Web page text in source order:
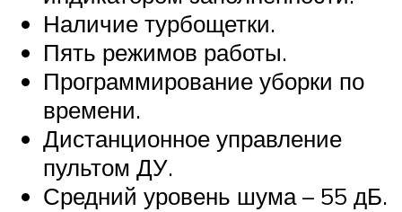
Наличие турбощетки.
Пять режимов работы.
Программирование уборки по
времени.
Дистанционное управление
пультом ДУ.
Средний уровень шума – 55 дБ.